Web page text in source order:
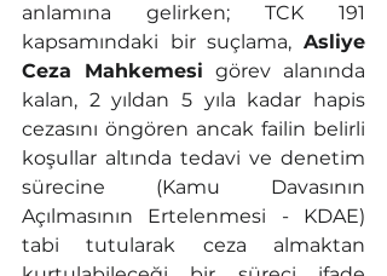
anlamına gelirken; TCK 191
kapsamındaki bir suçlama, Asliye
Ceza Mahkemesi görev alanında
kalan, 2 yıldan 5 yıla kadar hapis
cezasını öngören ancak failin belirli
koşullar altında tedavi ve denetim
sürecine (Kamu Davasının
Açılmasının Ertelenmesi - KDAE)
tabi tutularak ceza almaktan